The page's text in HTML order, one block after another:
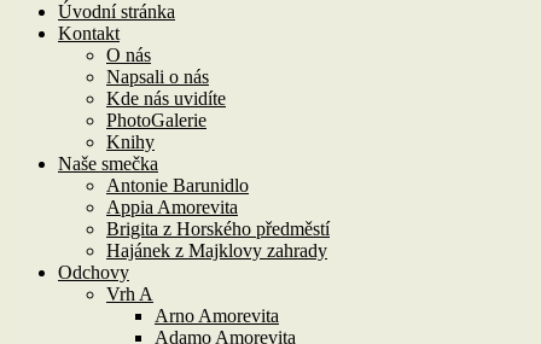
Úvodní stránka
Kontakt
O nás
Napsali o nás
Kde nás uvidíte
PhotoGalerie
Knihy
Naše smečka
Antonie Barunidlo
Appia Amorevita
Brigita z Horského předměstí
Hajánek z Majklovy zahrady
Odchovy
Vrh A
Arno Amorevita
Adamo Amorevita